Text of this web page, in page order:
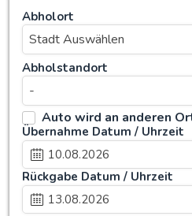
Abholort
Abholstandort
Stadt Auswählen
-
Auto wird an anderen
Übernahme Datum / Uhrzeit
Rückgabe Datum / Uhrzeit